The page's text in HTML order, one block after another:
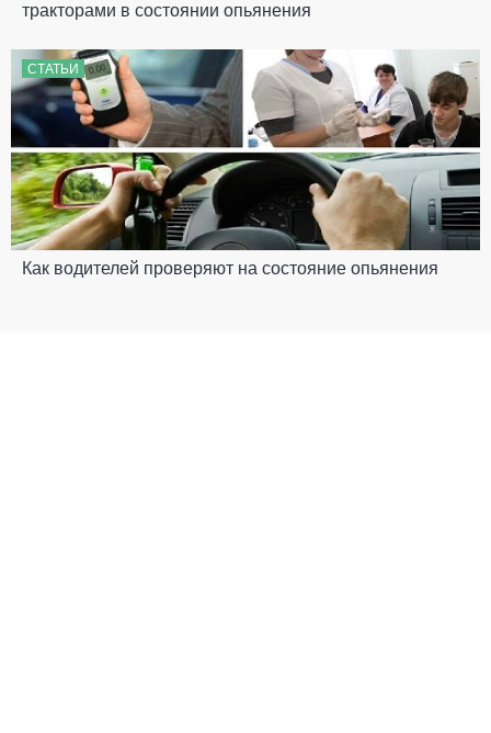
тракторами в состоянии опьянения
СТАТЬИ
Как водителей проверяют на состояние опьянения